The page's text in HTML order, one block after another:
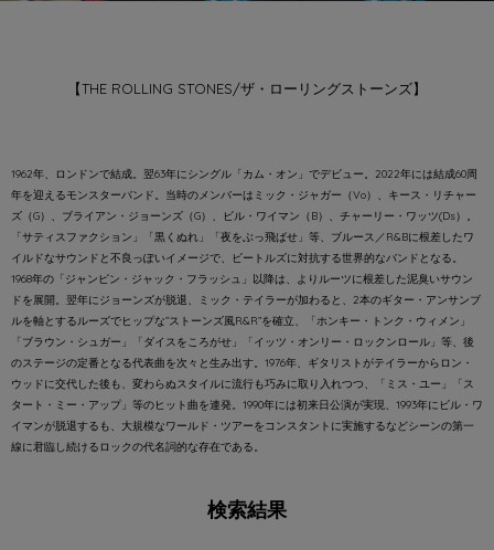
【THE ROLLING STONES/ザ・ローリングストーンズ】
1962年、ロンドンで結成。翌63年にシングル「カム・オン」でデビュー。2022年には結成60周
年を迎えるモンスターバンド。当時のメンバーはミック・ジャガー（Vo）、キース・リチャー
ズ（G）、ブライアン・ジョーンズ（G）、ビル・ワイマン（B）、チャーリー・ワッツ(Ds）。
「サティスファクション」「黒くぬれ」「夜をぶっ飛ばせ」等、ブルース／R&Bに根差したワ
イルドなサウンドと不良っぽいイメージで、ビートルズに対抗する世界的なバンドとなる。
1968年の「ジャンピン・ジャック・フラッシュ」以降は、よりルーツに根差した泥臭いサウン
ドを展開。翌年にジョーンズが脱退、ミック・テイラーが加わると、2本のギター・アンサンブ
ルを軸とするルーズでヒップな”ストーンズ風R&R”を確立、「ホンキー・トンク・ウィメン」
「ブラウン・シュガー」「ダイスをころがせ」「イッツ・オンリー・ロックンロール」等、後
のステージの定番となる代表曲を次々と生み出す。1976年、ギタリストがテイラーからロン・
ウッドに交代した後も、変わらぬスタイルに流行も巧みに取り入れつつ、「ミス・ユー」「ス
タート・ミー・アップ」等のヒット曲を連発。1990年には初来日公演が実現、1993年にビル・ワ
イマンが脱退するも、大規模なワールド・ツアーをコンスタントに実施するなどシーンの第一
線に君臨し続けるロックの代名詞的な存在である。
検索結果